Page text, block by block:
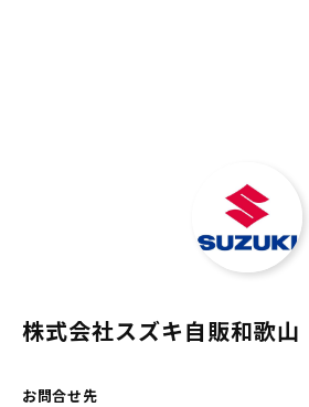
株式会社スズキ自販和歌山
お問合せ先